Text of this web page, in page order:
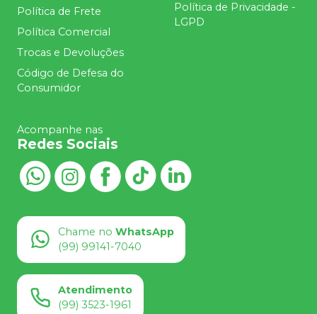
Política de Frete
Política Comercial
Trocas e Devoluções
Código de Defesa do
Consumidor
Política de Privacidade -
LGPD
Acompanhe nas
Redes Sociais
Chame no WhatsApp
(99) 99141-7040
Atendimento
(99) 3523-1961